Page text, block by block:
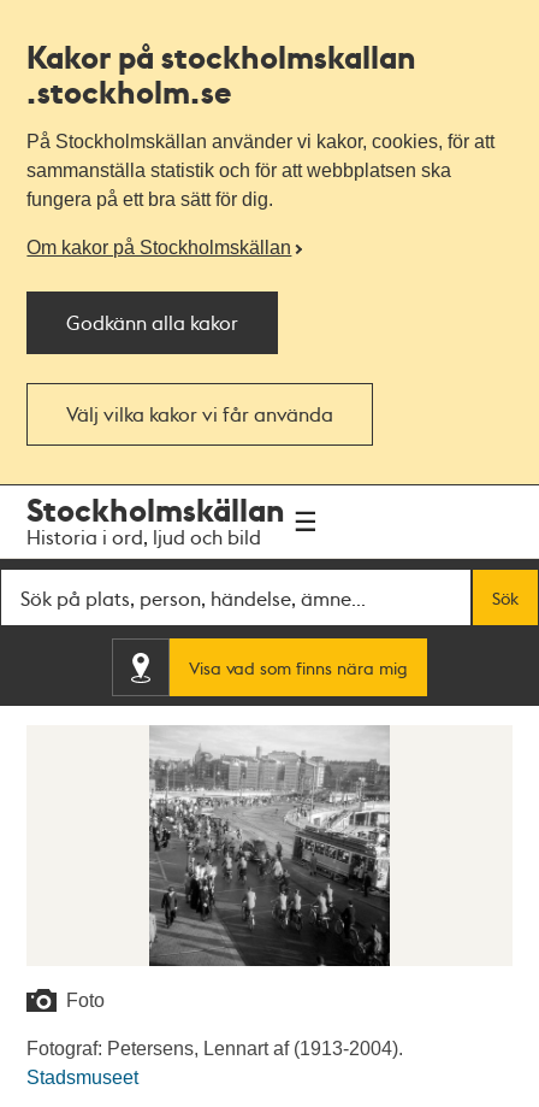
Kakor på stockholmskallan
.stockholm.se
På Stockholmskällan använder vi kakor, cookies, för att
sammanställa statistik och för att webbplatsen ska
fungera på ett bra sätt för dig.
Om kakor på Stockholmskällan
Godkänn alla kakor
Välj vilka kakor vi får använda
navigationen
huvudinnehållet
Stockholmskällan
Historia i ord, ljud och bild
Sök
Visa vad som finns nära mig
Foto
Fotograf: Petersens, Lennart af (1913-2004).
Stadsmuseet